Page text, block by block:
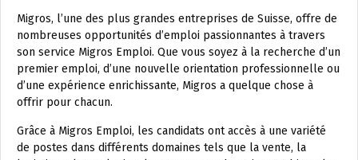
Migros, l’une des plus grandes entreprises de Suisse, offre de
nombreuses opportunités d’emploi passionnantes à travers
son service Migros Emploi. Que vous soyez à la recherche d’un
premier emploi, d’une nouvelle orientation professionnelle ou
d’une expérience enrichissante, Migros a quelque chose à
offrir pour chacun.
Grâce à Migros Emploi, les candidats ont accès à une variété
de postes dans différents domaines tels que la vente, la